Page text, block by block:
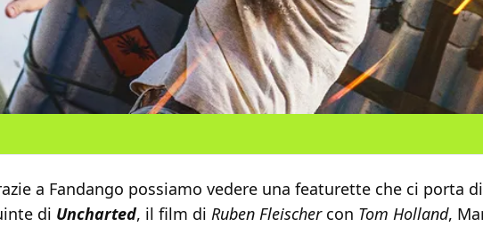
a Fandango possiamo vedere una featurette che ci porta
di Uncharted, il film di Ruben Fleischercon Tom Holland,